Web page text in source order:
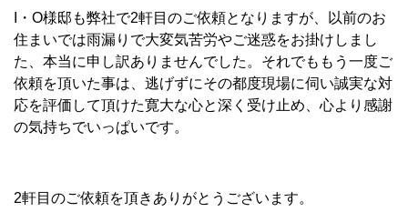
I・O様邸も弊社で2軒目のご依頼となりますが、以前のお
住まいでは雨漏りで大変気苦労やご迷惑をお掛けしまし
た、本当に申し訳ありませんでした。それでももう一度ご
依頼を頂いた事は、逃げずにその都度現場に伺い誠実な対
応を評価して頂けた寛大な心と深く受け止め、心より感謝
の気持ちでいっぱいです。
2軒目のご依頼を頂きありがとうございます。